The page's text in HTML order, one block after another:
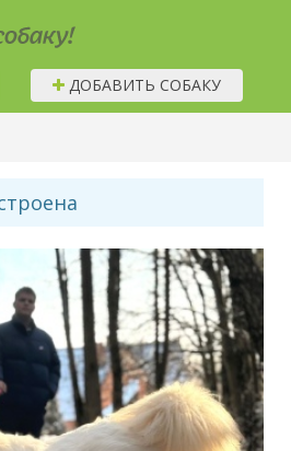
ДОБАВИТЬ СОБАКУ